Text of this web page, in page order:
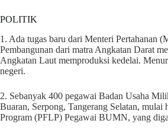
POLITIK
1. Ada tugas baru dari Menteri Pertahanan
Pembangunan dari matra Angkatan Darat
Angkatan Laut memproduksi kedelai.
negeri.
2. Sebanyak 400 pegawai Badan Usaha
Buaran, Serpong, Tangerang Selatan,
Program (PFLP) Pegawai BUMN, yang